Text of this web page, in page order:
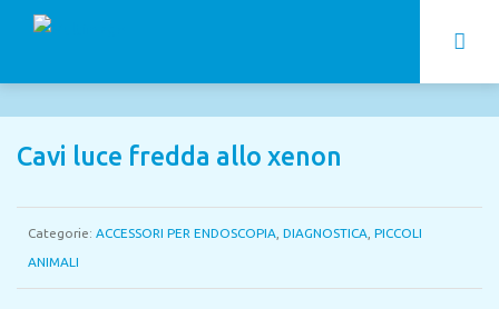
Cavi luce fredda allo xenon
Categorie: ACCESSORI PER ENDOSCOPIA DIAGNOSTICA PICCOLI
ANIMALI